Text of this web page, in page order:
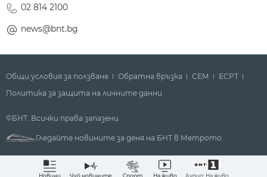
02 814 2100
news@bnt.bg
Новини Чуй новините Спорт На живо Аудио: На живо
Общи условия за ползване Обратна връзка СЕМ
ECPT
Политика за защита на личните данни
©БНТ. Всички права запазени
Гледайте новините за деня на БНТ в Метрото